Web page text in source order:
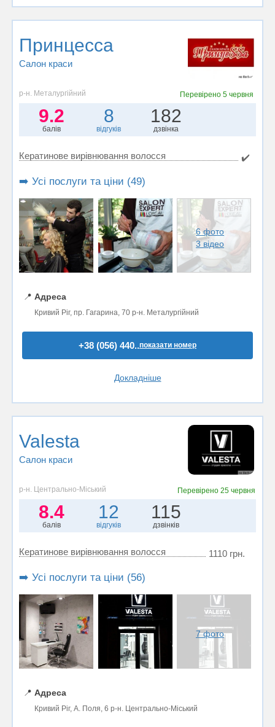
Принцесса
Салон краси
р-н. Металургійний Перевірено 5 червня
9.2
балів
8
відгуків
182
дзвінка
Кератинове вирівнювання волосся ✔️
➡️ Усі послуги та ціни (49)
6 фото
3 відео
📍 Адреса
Кривий Ріг, пр. Гагарина, 70 р-н. Металургійний
+38 (056) 440..показати номер
Докладніше
Valesta
Салон краси
р-н. Центрально-Міський Перевірено25 червня
8.4
балів
12
відгуків
115
дзвінків
Кератинове вирівнювання волосся 1110 грн.
➡️ Усі послуги та ціни (56)
7 фото
📍 Адреса
Кривий Ріг, А. Поля, 6 р-н. Центрально-Міський